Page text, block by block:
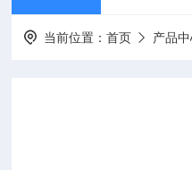
当前位置：首页 产品